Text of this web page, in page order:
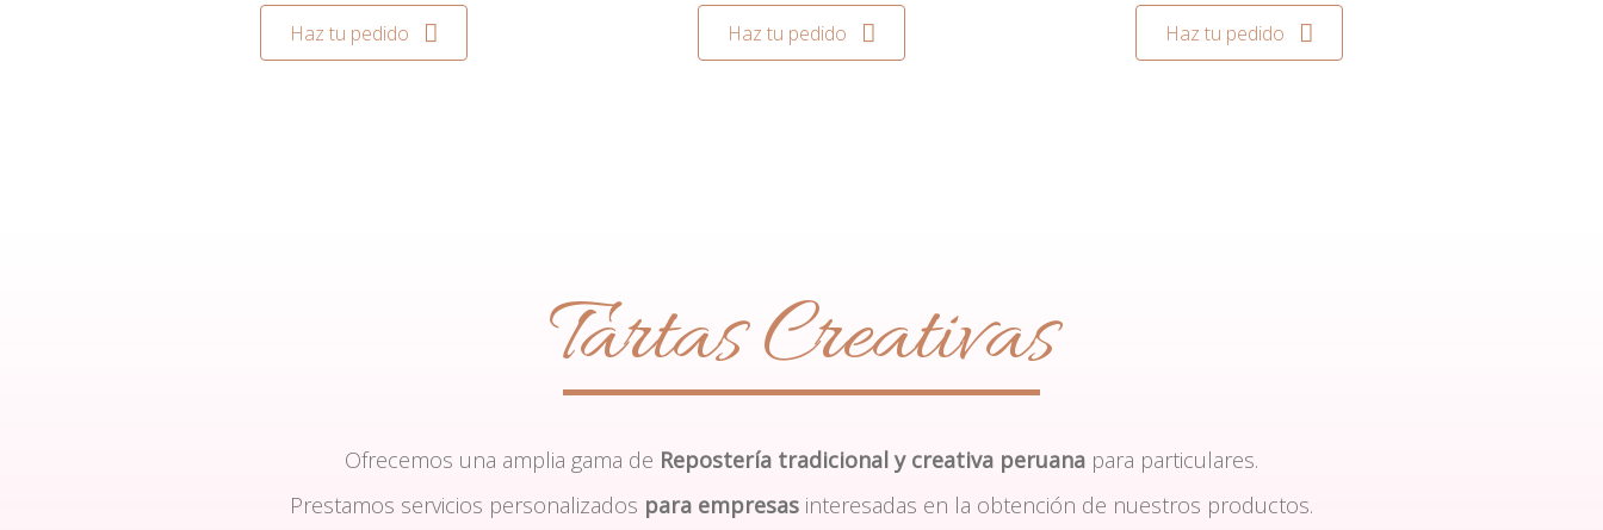
Haz tu pedido Haz tu pedido Haz tu pedido
Tartas Creativas
Ofrecemos una amplia gama de Repostería tradicional y creativa peruana para particulares.
Prestamos servicios personalizados para empresas interesadas en la obtención de nuestros productos.